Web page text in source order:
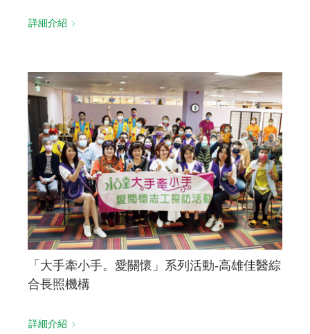
詳細介紹
「大手牽小手。愛關懷」系列活動-高雄佳醫綜
合長照機構
詳細介紹